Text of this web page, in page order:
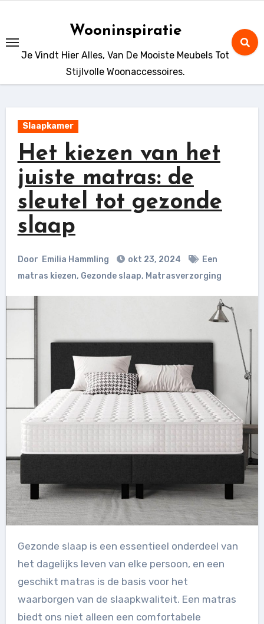
de
inhoud
Wooninspiratie
Je Vindt Hier Alles, Van De Mooiste Meubels Tot
Stijlvolle Woonaccessoires.
Slaapkamer
Het kiezen van het
juiste matras: de
sleutel tot gezonde
slaap
Door Emilia Hammling okt 23, 2024
Een
matras kiezen, Gezonde slaap, Matrasverzorging
Gezonde slaap is een essentieel onderdeel van
het dagelijks leven van elke persoon, en een
geschikt matras is de basis voor het
waarborgen van de slaapkwaliteit. Een matras
biedt ons niet alleen een comfortabele